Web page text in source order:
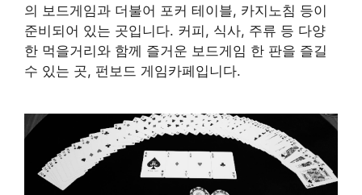
의 보드게임과 더불어 포커 테이블, 카지노침 등이
준비되어 있는 곳입니다. 커피, 식사, 주류 등 다양
한 먹을거리와 함께 즐거운 보드게임 한 판을 즐길
수 있는 곳, 펀보드 게임카페입니다.